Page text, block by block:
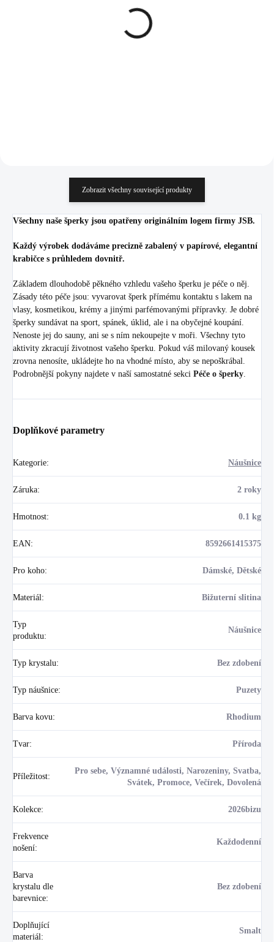
Zobrazit všechny související produkty
Všechny naše šperky jsou opatřeny originálním logem firmy JSB.
Každý výrobek dodáváme precizně zabalený v papírové, elegantní
krabičce s průhledem dovnitř.
Základem dlouhodobě pěkného vzhledu vašeho šperku je péče o něj.
Zásady této péče jsou: vyvarovat šperk přímému kontaktu s lakem na
vlasy, kosmetikou, krémy a jinými parfémovanými přípravky. Je dobré
šperky sundávat na sport, spánek, úklid, ale i na obyčejné koupání.
Nenoste jej do sauny, ani se s ním nekoupejte v moři. Všechny tyto
aktivity zkracují životnost vašeho šperku. Pokud váš milovaný kousek
zrovna nenosíte, ukládejte ho na vhodné místo, aby se nepoškrábal.
Podrobnější pokyny najdete v naší samostatné sekci Péče o šperky
Doplňkové parametry
Kategorie: Náušnice
Záruka: 2 roky
Hmotnost: 0.1 kg
EAN: 8592661415375
Pro koho: Dámské, Dětské
Materiál : Bižuterní slitina
Typ
produktu:
Náušnice
Typ krystalu: Bez zdobení
Typ náušnice: Puzety
Barva kovu: Rhodium
Tvar: Příroda
Příležitost:
Pro sebe, Významné události, Narozeniny, Svatba,
Svátek, Promoce, Večírek, Dovolená
Kolekce: 2026bizu
Frekvence
nošení:
Každodenní
Barva
krystalu dle
barevnice:
Bez zdobení
Doplňující
materiál :
Smalt